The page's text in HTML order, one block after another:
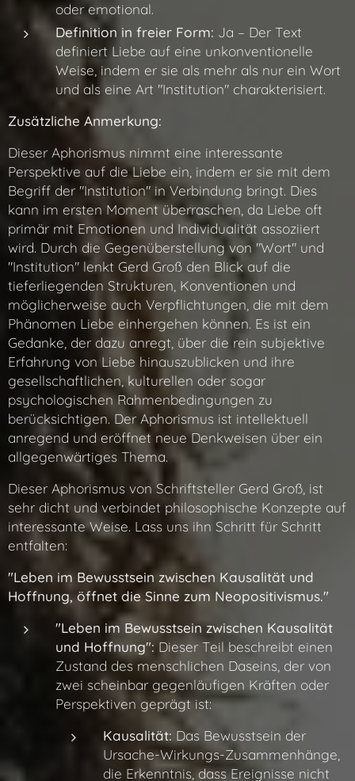
oder emotional.
Definition in freier Form: Ja – Der Text
definiert Liebe auf eine unkonventionelle
Weise, indem er sie als mehr als nur ein Wort
und als eine Art "Institution" charakterisiert.
Zusätzliche Anmerkung:
Dieser Aphorismus nimmt eine interessante
Perspektive auf die Liebe ein, indem er sie mit dem
Begriff der "Institution" in Verbindung bringt. Dies
kann im ersten Moment überraschen, da Liebe oft
primär mit Emotionen und Individualität assoziiert
wird. Durch die Gegenüberstellung von "Wort" und
"Institution" lenkt Gerd Groß den Blick auf die
tieferliegenden Strukturen, Konventionen und
möglicherweise auch Verpflichtungen, die mit dem
Phänomen Liebe einhergehen können. Es ist ein
Gedanke, der dazu anregt, über die rein subjektive
Erfahrung von Liebe hinauszublicken und ihre
gesellschaftlichen, kulturellen oder sogar
psychologischen Rahmenbedingungen zu
berücksichtigen. Der Aphorismus ist intellektuell
anregend und eröffnet neue Denkweisen über ein
allgegenwärtiges Thema.
Dieser Aphorismus von Schriftsteller Gerd Groß, ist
sehr dicht und verbindet philosophische Konzepte auf
interessante Weise. Lass uns ihn Schritt für Schritt
entfalten:
"Leben im Bewusstsein zwischen Kausalität und
Hoffnung, öffnet die Sinne zum Neopositivismus."
"Leben im Bewusstsein zwischen Kausalität
und Hoffnung": Dieser Teil beschreibt einen
Zustand des menschlichen Daseins, der von
zwei scheinbar gegenläufigen Kräften oder
Perspektiven geprägt ist:
Kausalität: Das Bewusstsein der
Ursache-Wirkungs-Zusammenhänge,
die Erkenntnis, dass Ereignisse nicht